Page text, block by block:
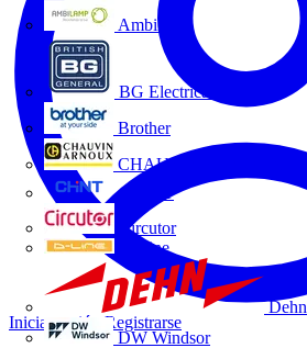
Ambilamp
BG Electrical
Brother
CHAUVIN ARNOUX
CHINT
Circutor
D-Line
Dehn
DW Windsor
Iniciar sesión Registrarse